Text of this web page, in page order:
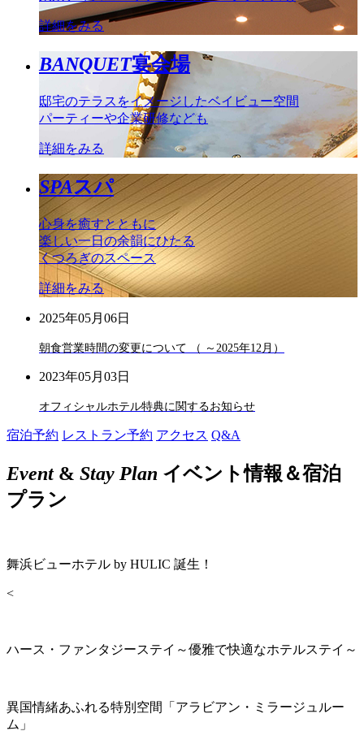
詳細をみる
BANQUET宴会場
邸宅のテラスをイメージしたベイビュー空間
パーティーや企業研修なども
詳細をみる
SPAスパ
心身を癒すとともに
楽しい一日の余韻にひたる
くつろぎのスペース
詳細をみる
2025年05月06日
朝食営業時間の変更について （ ～2025年12月）
2023年05月03日
オフィシャルホテル特典に関するお知らせ
宿泊予約 レストラン予約 アクセス Q&A
Event& Stay Plan イベント情報＆宿泊
プラン
舞浜ビューホテル by HULIC 誕生！
<
ハース・ファンタジーステイ～優雅で快適なホテルステイ～
異国情緒あふれる特別空間「アラビアン・ミラージュルー
ム」